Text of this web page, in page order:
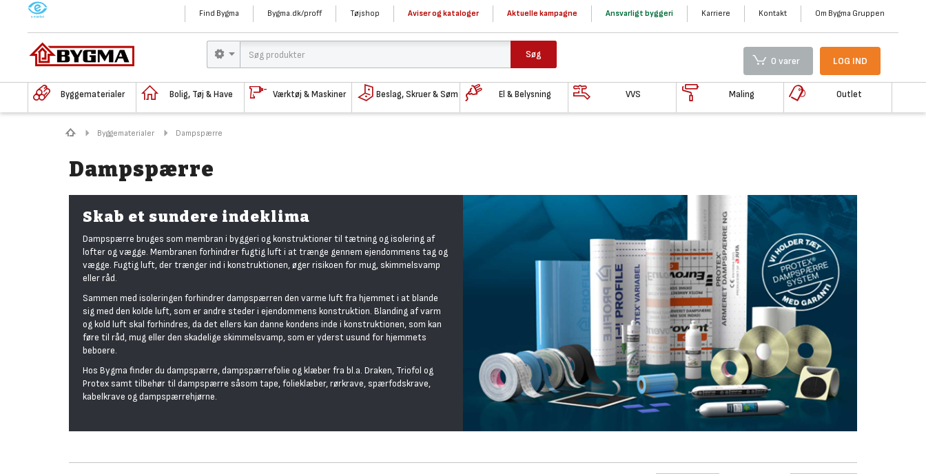
M Find Bygma Bygma.dk/proff Tøjshop Aviser og kataloger Aktuelle kampagne Ansvarligt byggeri Karriere Kontakt Om Bygma Gruppen
Søg
0 varer LOG IND
Byggematerialer Bolig, Tøj & Have Værktøj & Maskiner Beslag, Skruer & Søm El & Belysning VVS Maling Outlet
Byggematerialer Dampspærre
Dampspærre
Skab et sundere indeklima
Dampspærre bruges som membran i byggeri og konstruktioner til tætning og isolering af
lofter og vægge. Membranen forhindrer fugtig luft i at trænge gennem ejendommens tag og
vægge. Fugtig luft, der trænger ind i konstruktionen, øger risikoen for mug, skimmelsvamp
eller råd.
Sammen med isoleringen forhindrer dampspærren den varme luft fra hjemmet i at blande
sig med den kolde luft, som er andre steder i ejendommens konstruktion. Blanding af varm
og kold luft skal forhindres, da det ellers kan danne kondens inde i konstruktionen, som kan
føre til råd, mug eller den skadelige skimmelsvamp, som er yderst usund for hjemmets
beboere.
Hos Bygma finder du dampspærre, dampspærrefolie og klæber fra bl.a. Draken, Triofol og
Protex samt tilbehør til dampspærre såsom tape, folieklæber, rørkrave, spærfodskrave,
kabelkrave og dampspærrehjørne.